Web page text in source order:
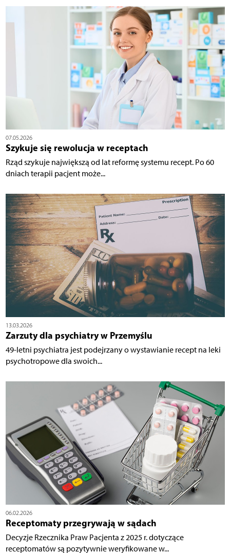
07.05.2026
Szykuje się rewolucja w receptach
Rząd szykuje największą od lat reformę systemu recept. Po 60
dniach terapii pacjent może...
13.03.2026
Zarzuty dla psychiatry w Przemyślu
49-letni psychiatra jest podejrzany o wystawianie recept na leki
psychotropowe dla swoich...
06.02.2026
Receptomaty przegrywają w sądach
Decyzje Rzecznika Praw Pacjenta z 2025 r. dotyczące
receptomatów są pozytywnie weryfikowane w...